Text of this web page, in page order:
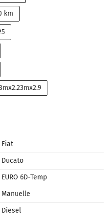
km
Fiat
Ducato
EURO 6D-Temp
Manuelle
Diesel